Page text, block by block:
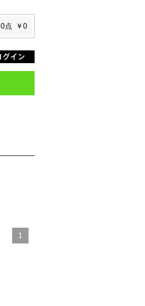
0点 ￥0
1